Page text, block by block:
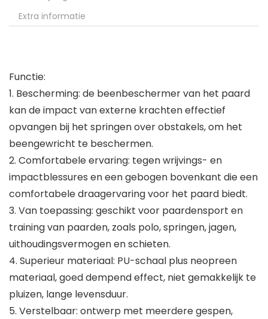
Extra informatie
Functie:
1. Bescherming: de beenbeschermer van het paard
kan de impact van externe krachten effectief
opvangen bij het springen over obstakels, om het
beengewricht te beschermen.
2. Comfortabele ervaring: tegen wrijvings- en
impactblessures en een gebogen bovenkant die een
comfortabele draagervaring voor het paard biedt.
3. Van toepassing: geschikt voor paardensport en
training van paarden, zoals polo, springen, jagen,
uithoudingsvermogen en schieten.
4. Superieur materiaal: PU-schaal plus neopreen
materiaal, goed dempend effect, niet gemakkelijk te
pluizen, lange levensduur.
5. Verstelbaar: ontwerp met meerdere gespen,